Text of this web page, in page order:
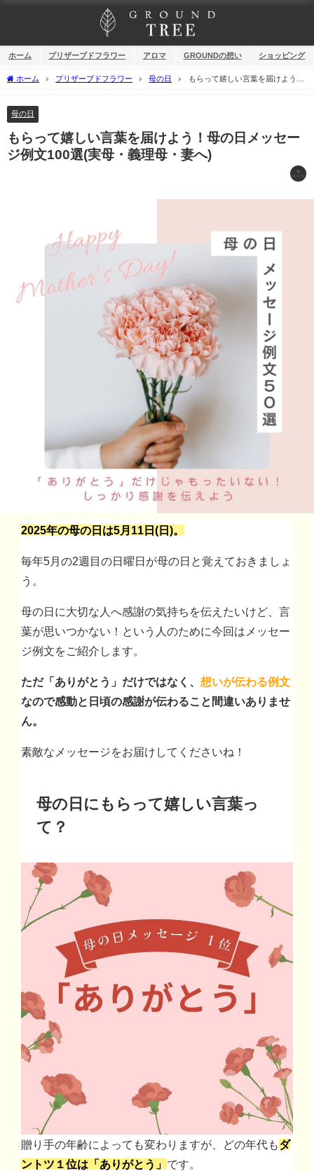
ホーム プリザーブドフラワー アロマ GROUNDの想い ショッピング
ホーム プリザーブドフラワー 母の日
もらって嬉しい言葉を届けよう！
母の日
もらって嬉しい言葉を届けよう！母の日メッセー
ジ例文100選(実母・義理母・妻へ)
2025年の母の日は5月11日(日)。
毎年5月の2週目の日曜日が母の日と覚えておきましょ
う。
母の日に大切な人へ感謝の気持ちを伝えたいけど、言
葉が思いつかない！という人のために今回はメッセー
ジ例文をご紹介します。
ただ「ありがとう」だけではなく、 想いが伝わる例文
なので感動と日頃の感謝が伝わること間違いありませ
ん。
素敵なメッセージをお届けしてくださいね！
母の日にもらって嬉しい言葉っ
て？
贈り手の年齢によっても変わりますが、どの年代もダ
ントツ１位は「ありがとう」 です。